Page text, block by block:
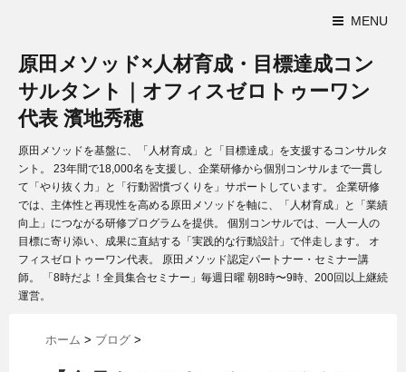
MENU
原田メソッド×人材育成・目標達成コン
サルタント｜オフィスゼロトゥーワン
代表 濱地秀穂
原田メソッドを基盤に、「人材育成」と「目標達成」を支援するコンサルタ
ント。 23年間で18,000名を支援し、企業研修から個別コンサルまで一貫し
て「やり抜く力」と「行動習慣づくりを」サポートしています。 企業研修
では、主体性と再現性を高める原田メソッドを軸に、「人材育成」と「業績
向上」につながる研修プログラムを提供。 個別コンサルでは、一人一人の
目標に寄り添い、成果に直結する「実践的な行動設計」で伴走します。 オ
フィスゼロトゥーワン代表。 原田メソッド認定パートナー・セミナー講
師。 「8時だよ！全員集合セミナー」毎週日曜 朝8時〜9時、200回以上継続
運営。
ホーム > ブログ >